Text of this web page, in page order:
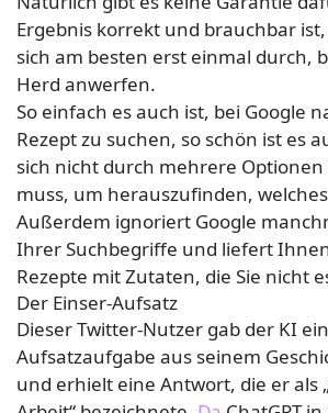
Ergebnis korrekt und brauchbar ist,
sich am besten erst einmal durch,
Herd anwerfen.
So einfach es auch ist, bei Google
Rezept zu suchen, so schön ist es
sich nicht durch mehrere
muss, um herauszufinden,
Außerdem ignoriert Google
Ihrer Suchbegriffe und liefert
Rezepte mit Zutaten, die Sie nicht
Der Einser-Aufsatz
Dieser Twitter-Nutzer gab der KI
Aufsatzaufgabe aus seinem
und erhielt eine Antwort, die er als